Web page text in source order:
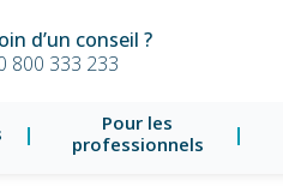
d’un conseil ?
800 333 233
Pour les
professionnels